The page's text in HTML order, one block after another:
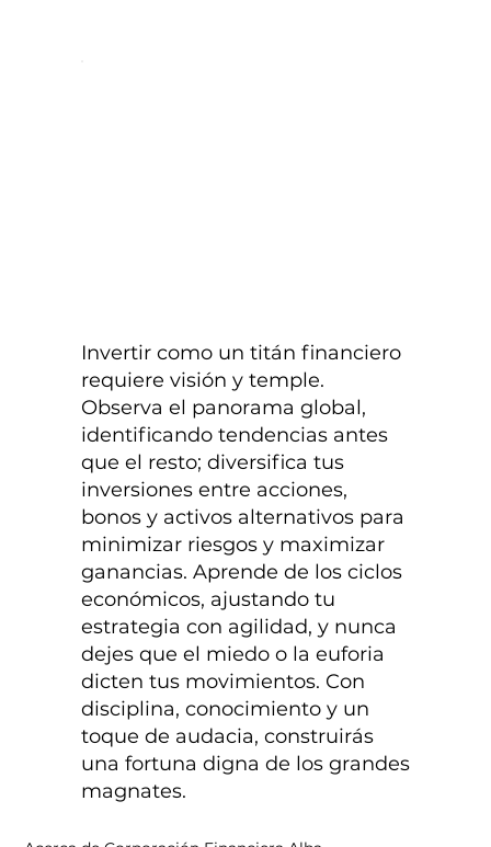
Invertir como un titán financiero
requiere visión y temple.
Observa el panorama global,
identificando tendencias antes
que el resto; diversifica tus
inversiones entre acciones,
bonos y activos alternativos para
minimizar riesgos y maximizar
ganancias. Aprende de los ciclos
económicos, ajustando tu
estrategia con agilidad, y nunca
dejes que el miedo o la euforia
dicten tus movimientos. Con
disciplina, conocimiento y un
toque de audacia, construirás
una fortuna digna de los grandes
magnates.